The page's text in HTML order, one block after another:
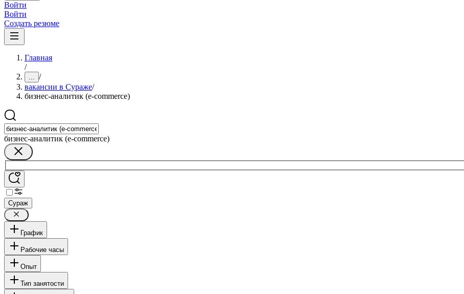
Войти
Войти
Создать резюме
Главная
/
... /
вакансии в Сураже/
бизнес-аналитик (e-commerce)
бизнес-аналитик (e-commerce)
Сураж
График
Рабочие часы
Опыт
Тип занятости